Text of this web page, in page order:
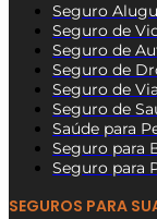
Seguro
Seguro de
Seguro de
Seguro de
Seguro de
Seguro de
Saúde para
Seguro para
Seguro para
SEGUROS PARA